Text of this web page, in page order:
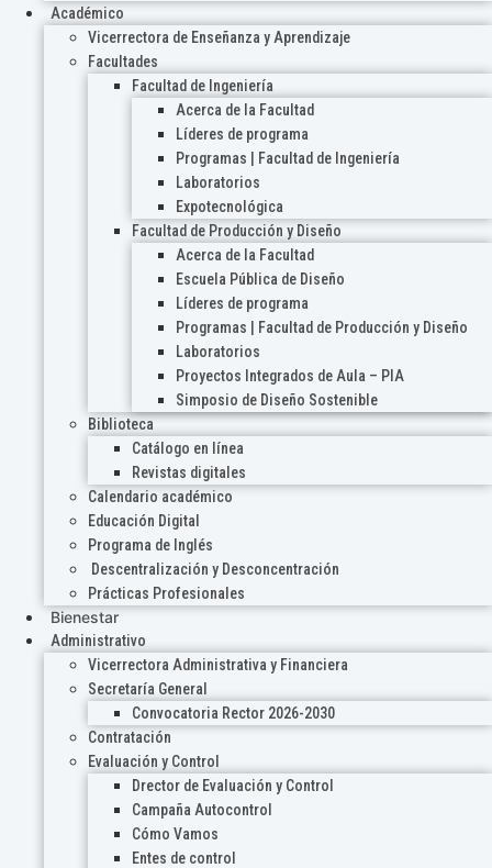
Académico
Vicerrectora de Enseñanza y Aprendizaje
Facultades
Facultad de Ingeniería
Acerca de la Facultad
Líderes de programa
Programas | Facultad de Ingeniería
Laboratorios
Expotecnológica
Facultad de Producción y Diseño
Acerca de la Facultad
Escuela Pública de Diseño
Líderes de programa
Programas | Facultad de Producción y Diseño
Laboratorios
Proyectos Integrados de Aula – PIA
Simposio de Diseño Sostenible
Biblioteca
Catálogo en línea
Revistas digitales
Calendario académico
Educación Digital
Programa de Inglés
Descentralización y Desconcentración
Prácticas Profesionales
Bienestar
Administrativo
Vicerrectora Administrativa y Financiera
Secretaría General
Convocatoria Rector 2026-2030
Contratación
Evaluación y Control
Drector de Evaluación y Control
Campaña Autocontrol
Cómo Vamos
Entes de control